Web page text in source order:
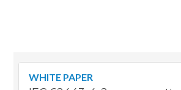
WHITE PAPER